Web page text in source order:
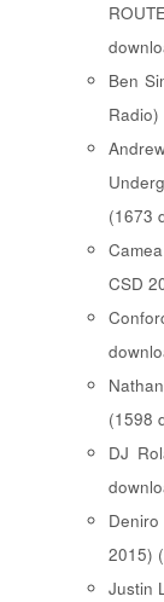
Ben
(1673
CSD
(1598
DJ
2015)
Justin